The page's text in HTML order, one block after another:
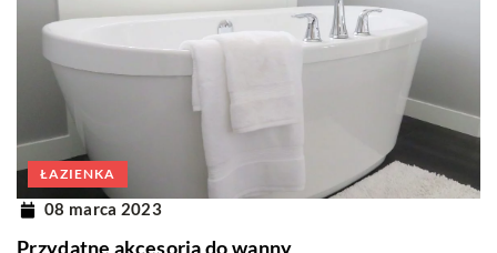
ŁAZIENKA
08 marca 2023
Przydatne akcesoria do wanny